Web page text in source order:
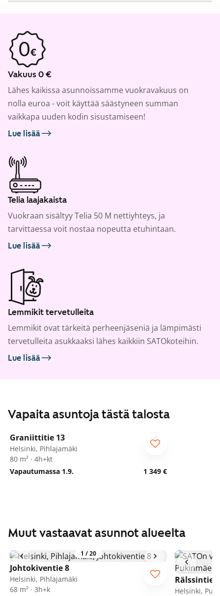
Vakuus 0 €
Lähes kaikissa asunnoissamme vuokravakuus on
nolla euroa - voit käyttää säästyneen summan
vaikkapa uuden kodin sisustamiseen!
Lue lisää
Telia laajakaista
Vuokraan sisältyy Telia 50 M nettiyhteys, ja
tarvittaessa voit nostaa nopeutta etuhintaan.
Lue lisää
Lemmikit tervetulleita
Lemmikit ovat tärkeitä perheenjäseniä ja lämpimästi
tervetulleita asukkaaksi lähes kaikkiin SATOkoteihin.
Lue lisää
Vapaita asuntoja tästä talosta
/31
Graniittitie 13
Helsinki, Pihlajamäki
80 m² · 4h+kt
Vapautumassa 1.9.
1 349 €
Muut vastaavat asunnot alueelta
1 /20
Johtokiventie 8
Helsinki, Pihlajamäki
68 m² · 3h+k
Rälssintie 5
Helsinki,